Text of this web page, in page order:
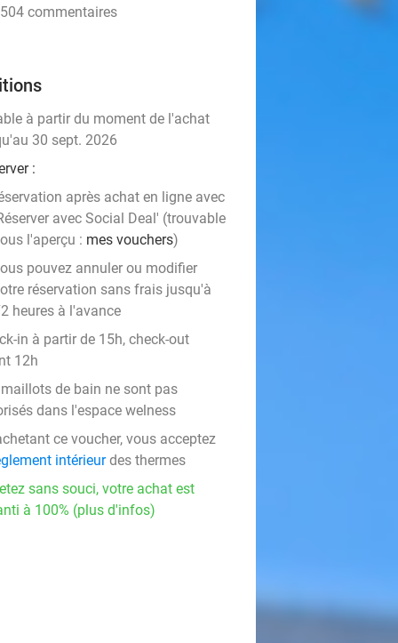
504 commentaires
à partir du moment de l'achat
30 sept. 2026
:
après achat en ligne avec
avec Social Deal' (trouvable
l'aperçu : mes vouchers)
pouvez annuler ou modifier
réservation sans frais jusqu'à
heures à l'avance
in à partir de 15h, check-out
12h
de bain ne sont pas
dans l'espace welness
ce voucher, vous acceptez
intérieurdes thermes
sans souci, votre achat est
à 100% (plus d'infos)